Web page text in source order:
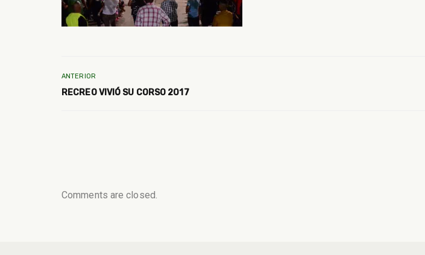
ANTERIOR
RECREO VIVIÓ SU CORSO 2017
Comments are closed.